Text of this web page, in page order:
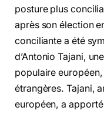
posture plus
après son élection
conciliante a été
d’Antonio Tajani,
populaire
étrangères. Tajani,
européen, a